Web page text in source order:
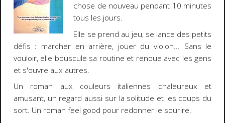
chose de nouveau pendant 10 minutes
tous les jours.
Elle se prend au jeu, se lance des petits
défis : marcher en arrière, jouer du violon... Sans le
vouloir, elle bouscule sa routine et renoue avec les gens
et s'ouvre aux autres.
Un roman aux couleurs italiennes chaleureux et
amusant, un regard aussi sur la solitude et les coups du
sort. Un roman feel good pour redonner le sourire.